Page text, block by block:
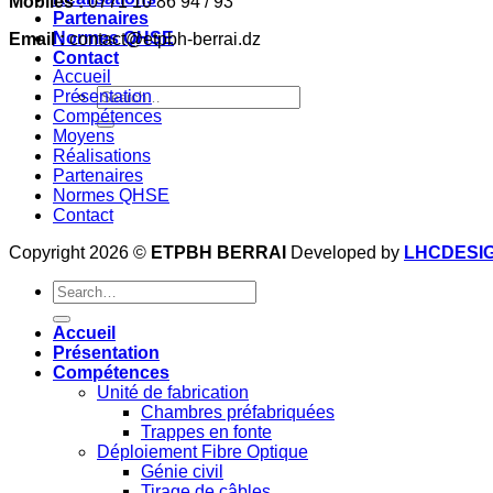
Partenaires
Normes QHSE
Contact
Email :contact@etpbh-berrai.dz
Accueil
Présentation
Compétences
Moyens
Réalisations
Partenaires
Normes QHSE
Contact
Copyright 2026 © ETPBH BERRAI Developed by
Accueil
Présentation
Compétences
Unité de fabrication
Chambres préfabriquées
Trappes en fonte
Déploiement Fibre Optique
Génie civil